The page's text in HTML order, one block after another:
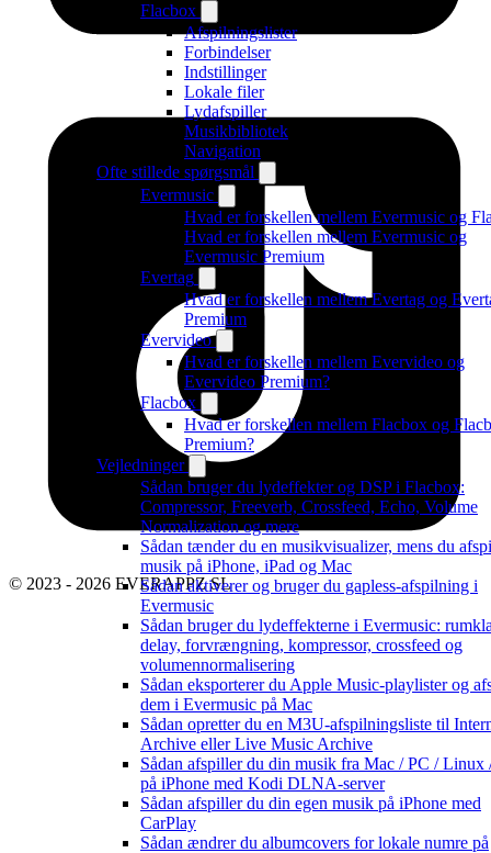
Flacbox
Afspilningslister
Forbindelser
Indstillinger
Lokale filer
Lydafspiller
Musikbibliotek
Navigation
Ofte stillede spørgsmål
Evermusic
Hvad er forskellen mellem Evermusic og
Hvad er forskellen mellem Evermusic og
Evermusic Premium
Evertag
Hvad er forskellen mellem Evertag og
Premium
Evervideo
Hvad er forskellen mellem Evervideo og
Evervideo Premium?
Flacbox
Hvad er forskellen mellem Flacbox og
Premium?
Vejledninger
Sådan bruger du lydeffekter og DSP i Flacbox:
Compressor, Freeverb, Crossfeed, Echo, Volume
Normalization og mere
Sådan tænder du en musikvisualizer, mens du
musik på iPhone, iPad og Mac
Sådan aktiverer og bruger du gapless-afspilning i
Evermusic
Sådan bruger du lydeffekterne i Evermusic:
delay, forvrængning, kompressor, crossfeed og
volumennormalisering
Sådan eksporterer du Apple Music-playlister og
dem i Evermusic på Mac
Sådan opretter du en M3U-afspilningsliste til
Archive eller Live Music Archive
Sådan afspiller du din musik fra Mac / PC /
på iPhone med Kodi DLNA-server
Sådan afspiller du din egen musik på iPhone med
CarPlay
Sådan ændrer du albumcovers for lokale numre på
© 2023 - 2026 EVERAPPZ SL